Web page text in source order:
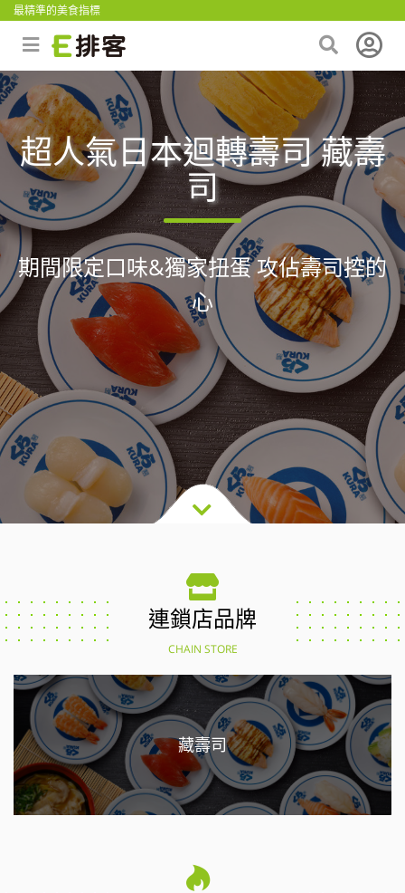
最精準的美食指標
超人氣日本迴轉壽司 藏壽
司
期間限定口味&獨家扭蛋 攻佔壽司控的
心
連鎖店品牌
CHAIN STORE
藏壽司